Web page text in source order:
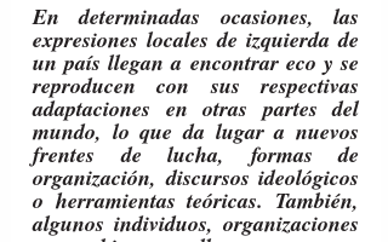
En determinadas ocasiones, las
expresiones locales de izquierda de
un país llegan a encontrar eco y se
reproducen con sus respectivas
adaptaciones en otras partes del
mundo, lo que da lugar a nuevos
frentes de lucha, formas de
organización, discursos ideológicos
o herramientas teóricas. También,
algunos individuos, organizaciones